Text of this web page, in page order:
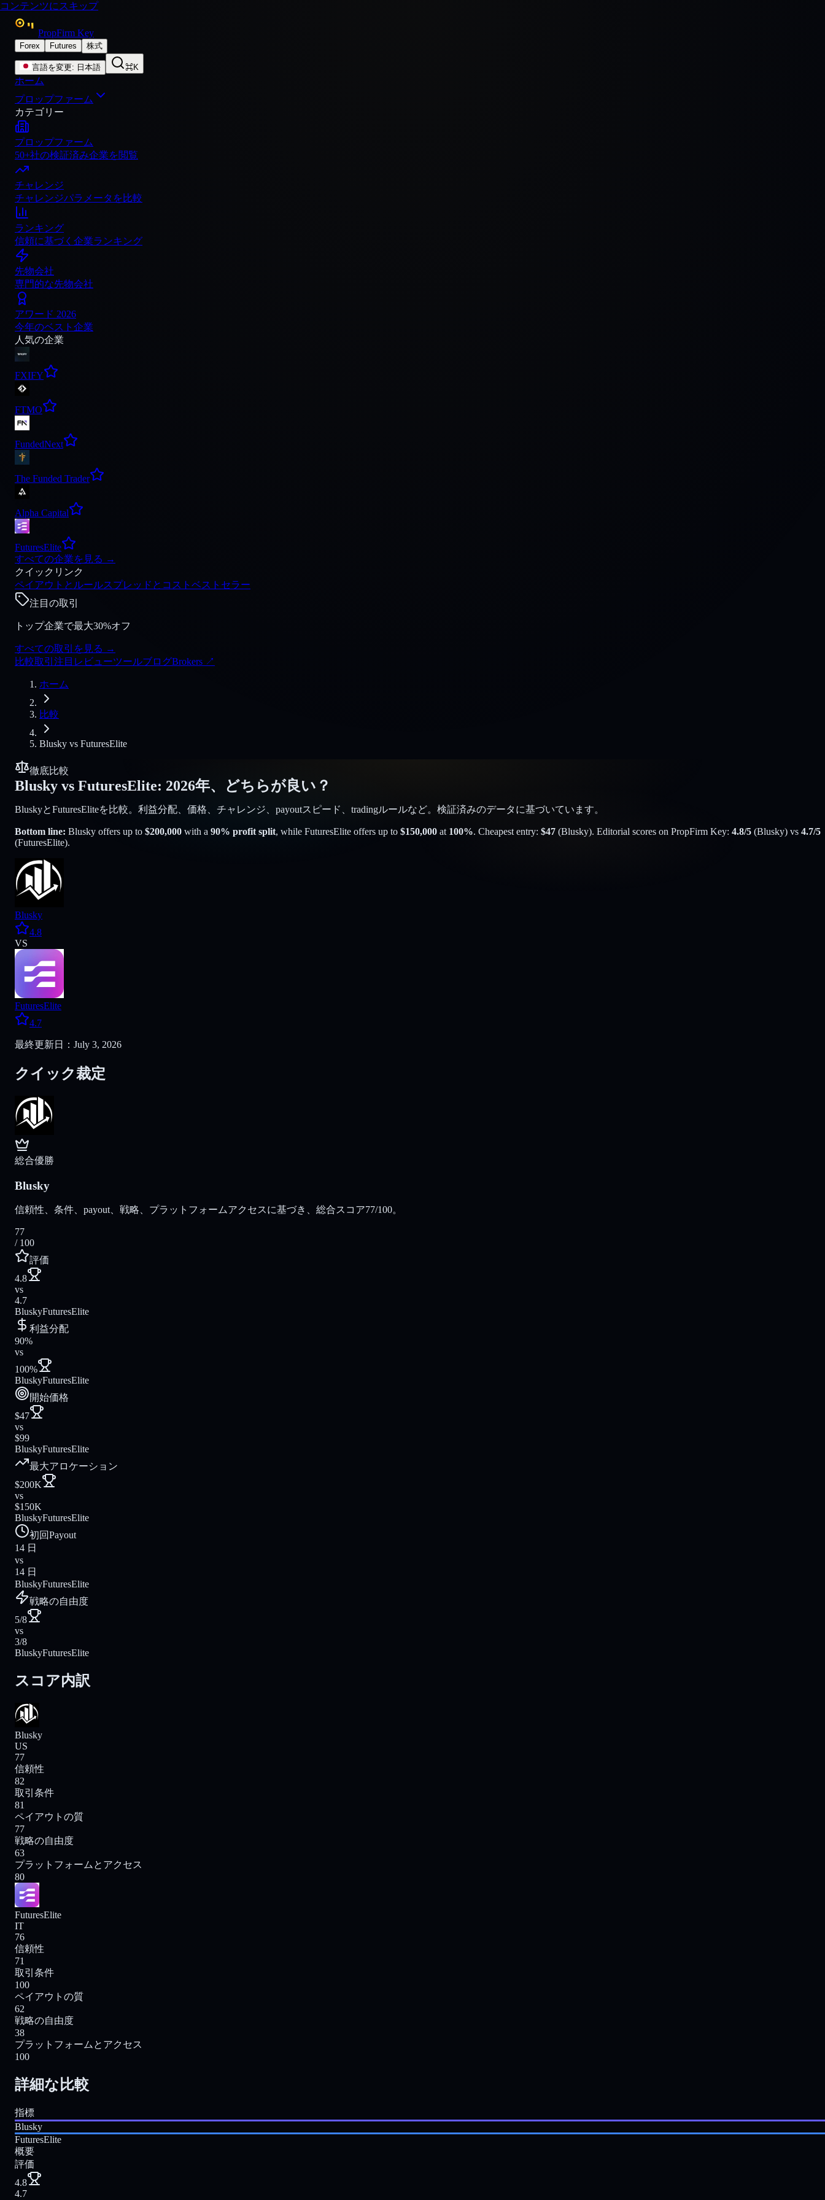
コンテンツにスキップ
PropFirm Key
Forex Futures 株式
言語を変更: 日本語 ⌘K
ホーム
プロップファーム
カテゴリー
プロップファーム
50+社の検証済み企業を閲覧
チャレンジ
チャレンジパラメータを比較
ランキング
信頼に基づく企業ランキング
先物会社
専門的な先物会社
アワード 2026
今年のベスト企業
人気の企業
FXIFY
FTMO
FundedNext
The Funded Trader
Alpha Capital
FuturesElite
すべての企業を見る →
クイックリンク
ペイアウトとルールスプレッドとコスト ベストセラー
注目の取引
トップ企業で最大30%オフ
すべての取引を見る →
比較取引 注目 レビューツールブログBrokers ↗
ホーム
比較
Blusky vs FuturesElite
徹底比較
Blusky vs FuturesElite: 2026年、どちらが良い？
BluskyとFuturesEliteを比較。利益分配、価格、チャレンジ、payoutスピード、tradingルールなど。検証済みのデータに基づいています。
Bottom line: Blusky offers up to $200,000 with a 90% profit split, while FuturesElite offers up to $150,000 at 100%. Cheapest entry: $47 (Blusky). Editorial scores on PropFirm Key: 4.8/5 (Blusky) vs 4.7/5
(FuturesElite).
Blusky
4.8
VS
FuturesElite
4.7
最終更新日：July 3, 2026
クイック裁定
総合優勝
Blusky
信頼性、条件、payout、戦略、プラットフォームアクセスに基づき、総合スコア77/100。
77
/ 100
評価
4.8
vs
4.7
BluskyFuturesElite
利益分配
90%
vs
100%
BluskyFuturesElite
開始価格
$47
vs
$99
BluskyFuturesElite
最大アロケーション
$200K
vs
$150K
BluskyFuturesElite
初回Payout
14 日
vs
14 日
BluskyFuturesElite
戦略の自由度
5/8
vs
3/8
BluskyFuturesElite
スコア内訳
Blusky
US
77
信頼性
82
取引条件
81
ペイアウトの質
77
戦略の自由度
63
プラットフォームとアクセス
80
FuturesElite
IT
76
信頼性
71
取引条件
100
ペイアウトの質
62
戦略の自由度
38
プラットフォームとアクセス
100
詳細な比較
指標
Blusky
FuturesElite
概要
評価
4.8
4.7